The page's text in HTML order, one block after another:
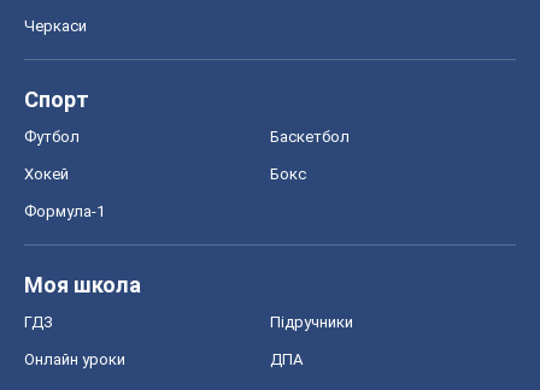
Черкаси
Спорт
Футбол Баскетбол
Хокей Бокс
Формула-1
Моя школа
ГДЗ Підручники
Онлайн уроки ДПА